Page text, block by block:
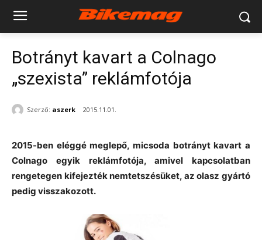
Botrányt kavart a Colnago
„szexista” reklámfotója
Szerző: aszerk 2015.11.01.
2015-ben eléggé meglepő, micsoda botrányt kavart a
Colnago egyik reklámfotója, amivel kapcsolatban
rengetegen kifejezték nemtetszésüket, az olasz gyártó
pedig visszakozott.